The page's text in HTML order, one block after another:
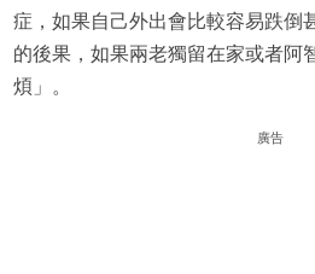
症，如果自己外出會比較容易跌倒
的後果，如果兩老獨留在家或者阿
煩」。
廣告